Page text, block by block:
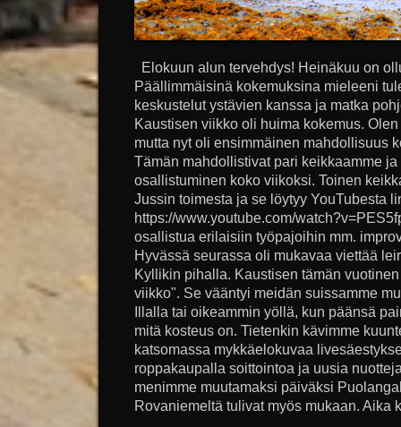
Elokuun alun tervehdys! Heinäkuu on
Päällimmäisinä kokemuksina mieleeni
keskustelut ystävien kanssa ja matka
Kaustisen viikko oli huima kokemus.
mutta nyt oli ensimmäinen mahdollisuus
Tämän mahdollistivat pari keikkaamme
osallistuminen koko viikoksi. Toinen
Jussin toimesta ja se löytyy YouTubesta
https://www.youtube.com/
osallistua erilaisiin työpajoihin mm.
Hyvässä seurassa oli mukavaa viettää
Kyllikin pihalla. Kaustisen tämän
viikko". Se vääntyi meidän suissamme
Illalla tai oikeammin yöllä, kun päänsä
mitä kosteus on. Tietenkin kävimme
katsomassa mykkäelokuvaa
roppakaupalla soittointoa ja uusia
menimme muutamaksi päiväksi
Rovaniemeltä tulivat myös mukaan. Aika